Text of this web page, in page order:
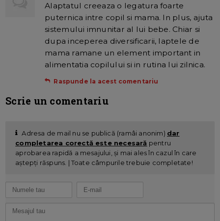
Alaptatul creeaza o legatura foarte
puternica intre copil si mama. In plus, ajuta
sistemului imnunitar al lui bebe. Chiar si
dupa inceperea diversificarii, laptele de
mama ramane un element important in
alimentatia copilului si in rutina lui zilnica.
Raspunde la acest comentariu
Scrie un comentariu
Adresa de mail nu se publică (ramâi anonim) dar
completarea corectă este necesară pentru
aprobarea rapidă a mesajului, și mai ales în cazul în care
aștepți răspuns. | Toate câmpurile trebuie completate!